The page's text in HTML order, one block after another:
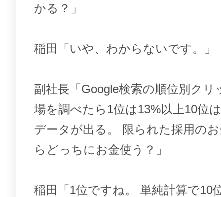
かる？」
稲田「いや、わからないです。」
副社長「Google検索の順位別クリ
場を調べたら1位は13%以上10位
データが出る。 限られた採用の
らどっちにお金使う？」
稲田「1位ですね。 単純計算で10